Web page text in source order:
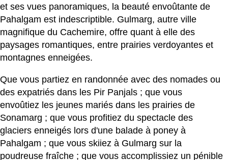
et ses vues panoramiques, la beauté envoûtante de
Pahalgam est indescriptible. Gulmarg, autre ville
magnifique du Cachemire, offre quant à elle des
paysages romantiques, entre prairies verdoyantes et
montagnes enneigées.
Que vous partiez en randonnée avec des nomades ou
des expatriés dans les Pir Panjals ; que vous
envoûtiez les jeunes mariés dans les prairies de
Sonamarg ; que vous profitiez du spectacle des
glaciers enneigés lors d'une balade à poney à
Pahalgam ; que vous skiiez à Gulmarg sur la
poudreuse fraîche ; que vous accomplissiez un pénible